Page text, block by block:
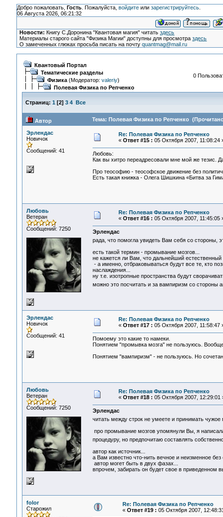
Добро пожаловать, Гость. Пожалуйста, войдитеили зарегистрируйтесь.
06 Августа 2026, 06:21:32
Новости: Книгу С.Доронина "Квантовая магия" читатьздесь
Материалы старого сайта "Физика Магии" доступны для просмотраздесь
О замеченных глюках просьба писать на почтуquantmag@mail.ru
Квантовый Портал
Тематические разделы
Физика(Модератор: valeriy)
Полевая Физика по Репченко
0
Страниц: 1 [2] 3 4 Все
Автор Тема: Полевая Физика по Репченко (Прочитано
Эрлендас
Новичок
Сообщений: 41
Re: Полевая Физика по Репченко
« Ответ #15 : 05 Октября 2007, 11:08:24
Любовь:
Как вы хитро переадресовали мне мой же тезис.
Про теософию - теософское движение без
Есть такая книжка - Олега Шишкина «Битва за
Любовь
Ветеран
Сообщений: 7250
Re: Полевая Физика по Репченко
« Ответ #16 : 05 Октября 2007, 11:45:05
Эрлендас
рада, что помогла увидеть Вам себя со стороны,
есть такой термин - промывание мозгов...
не кажется ли Вам, что дальнейший
- а именно, отбраковываться будут все те, кто
наслаждения...
ну т.е. изотропные пространства будут
можно это посчитать и за вампиризм со стороны
Эрлендас
Новичок
Сообщений: 41
Re: Полевая Физика по Репченко
« Ответ #17 : 05 Октября 2007, 11:58:47
Помоему это какие то намеки.
Понятием "промывка мозга" не пользуюсь.
Понятием "вампиризм" - не пользуюсь. Но
Любовь
Ветеран
Сообщений: 7250
Re: Полевая Физика по Репченко
« Ответ #18 : 05 Октября 2007, 12:29:01
Эрлендас
читать между строк не умеете и принимать
про промывание мозгов упомянули Вы, я
процедуру, но предпочитаю составлять
автор как источник...
а Вам известно что-нить вечное и неизменное
автор могет быть в двух фазах...
впрочем, забирать он будет свое в приведенном
folor
Старожил
Re: Полевая Физика по Репченко
« Ответ #19 : 05 Октября 2007,